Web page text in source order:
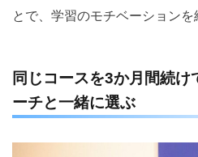
とで、学習のモチベーションを
同じコースを3か月間続け
ーチと一緒に選ぶ